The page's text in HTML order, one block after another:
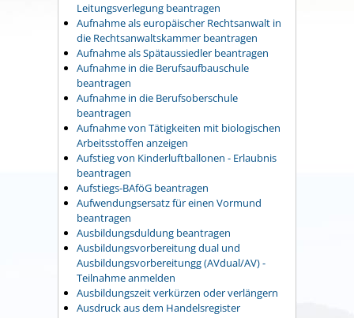
Leitungsverlegung beantragen
Aufnahme als europäischer Rechtsanwalt in
die Rechtsanwaltskammer beantragen
Aufnahme als Spätaussiedler beantragen
Aufnahme in die Berufsaufbauschule
beantragen
Aufnahme in die Berufsoberschule
beantragen
Aufnahme von Tätigkeiten mit biologischen
Arbeitsstoffen anzeigen
Aufstieg von Kinderluftballonen - Erlaubnis
beantragen
Aufstiegs-BAföG beantragen
Aufwendungsersatz für einen Vormund
beantragen
Ausbildungsduldung beantragen
Ausbildungsvorbereitung dual und
Ausbildungsvorbereitungg (AVdual/AV) -
Teilnahme anmelden
Ausbildungszeit verkürzen oder verlängern
Ausdruck aus dem Handelsregister